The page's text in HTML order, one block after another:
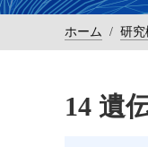
ホーム / 研究
14 遺